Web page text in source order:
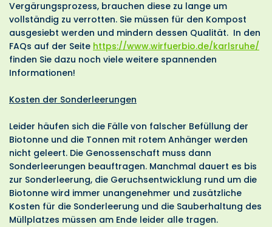
Vergärungsprozess, brauchen diese zu lange um
vollständig zu verrotten. Sie müssen für den Kompost
ausgesiebt werden und mindern dessen Qualität. In den
FAQs auf der Seite https://www.wirfuerbio.de/karlsruhe/
finden Sie dazu noch viele weitere spannenden
Informationen!
Kosten der Sonderleerungen
Leider häufen sich die Fälle von falscher Befüllung der
Biotonne und die Tonnen mit rotem Anhänger werden
nicht geleert. Die Genossenschaft muss dann
Sonderleerungen beauftragen. Manchmal dauert es bis
zur Sonderleerung, die Geruchsentwicklung rund um die
Biotonne wird immer unangenehmer und zusätzliche
Kosten für die Sonderleerung und die Sauberhaltung des
Müllplatzes müssen am Ende leider alle tragen.